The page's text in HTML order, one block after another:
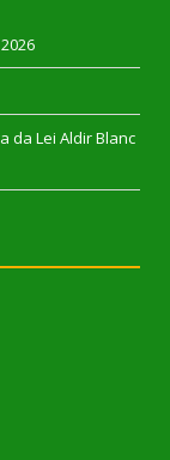
da Lei Aldir Blanc